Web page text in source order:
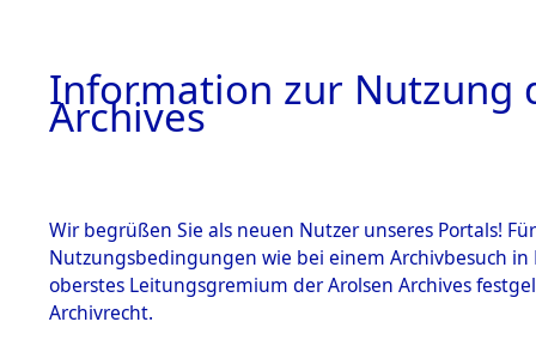
Information zur Nutzung
Archives
Wir begrüßen Sie als neuen Nutzer unseres Portals!
Nutzungsbedingungen wie bei einem Archivbesuch
oberstes Leitungsgremium der Arolsen Archives
Archivrecht.